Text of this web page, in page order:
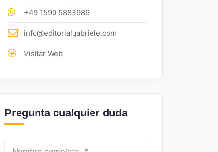
+49 1590 5883989
info@editorialgabriele.com
Visitar Web
Pregunta cualquier duda